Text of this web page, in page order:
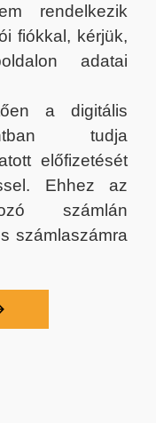
rendelkezik
fiókkal, kérjük,
adatai
a digitális
tudja
előfizetését
Ehhez az
számlán
számlaszámra